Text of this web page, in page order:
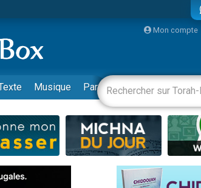
un appartement insalubre
aux Orphelins
Mon compte
Musique Paracha Divertissements